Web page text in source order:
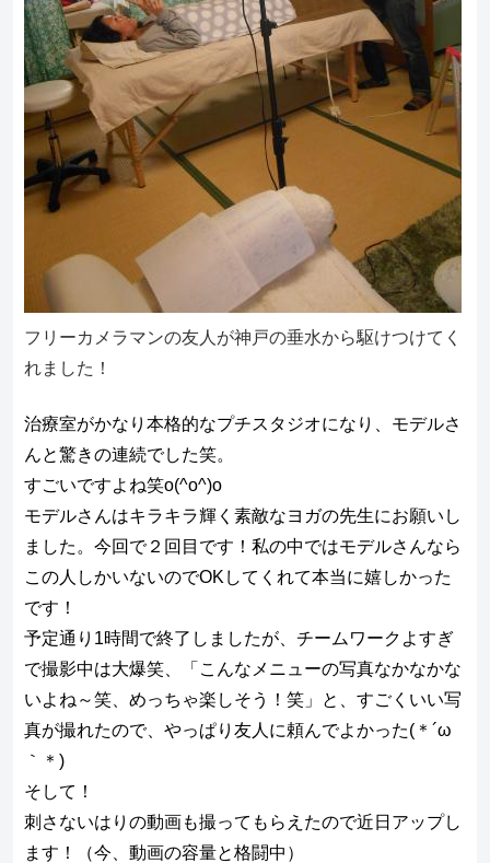
フリーカメラマンの友人が神戸の垂水から駆けつけてく
れました！
治療室がかなり本格的なプチスタジオになり、モデルさ
んと驚きの連続でした笑。
すごいですよね笑o(^o^)o
モデルさんはキラキラ輝く素敵なヨガの先生にお願いし
ました。今回で２回目です！私の中ではモデルさんなら
この人しかいないのでOKしてくれて本当に嬉しかった
です！
予定通り1時間で終了しましたが、チームワークよすぎ
で撮影中は大爆笑、「こんなメニューの写真なかなかな
いよね～笑、めっちゃ楽しそう！笑」と、すごくいい写
真が撮れたので、やっぱり友人に頼んでよかった(＊´ω
｀＊)
そして！
刺さないはりの動画も撮ってもらえたので近日アップし
ます！（今、動画の容量と格闘中）